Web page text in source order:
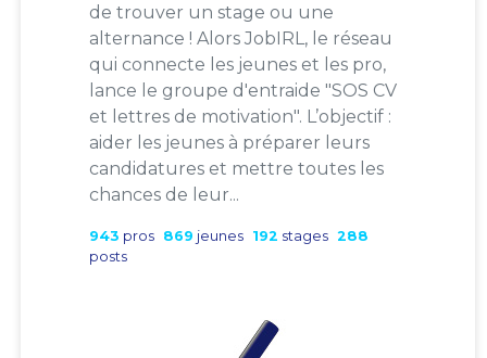
de trouver un stage ou une
alternance ! Alors JobIRL, le réseau
qui connecte les jeunes et les pro,
lance le groupe d'entraide "SOS CV
et lettres de motivation". L’objectif :
aider les jeunes à préparer leurs
candidatures et mettre toutes les
chances de leur...
943 pros 869 jeunes 192 stages 288
posts